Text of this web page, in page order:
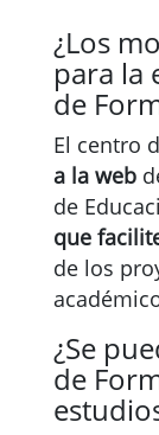
¿Los
para la
de
El centro
a la web
de
que
de los
¿Se
de